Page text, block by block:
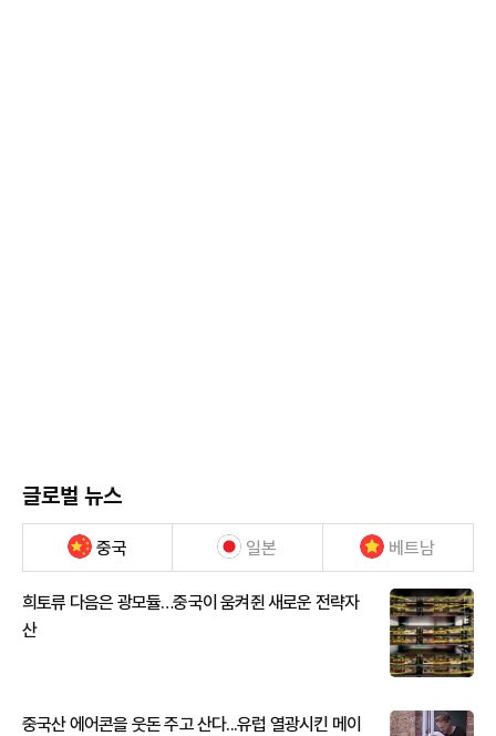
글로벌 뉴스
중국 일본 베트남
희토류 다음은 광모듈…중국이 움켜쥔 새로운 전략자
산
중국산 에어콘을 웃돈 주고 산다...유럽 열광시킨 메이